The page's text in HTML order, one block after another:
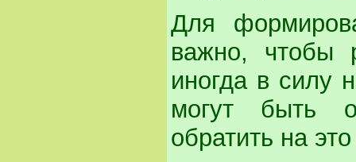
Для
важно, чтобы
иногда в силу
могут быть
обратить на